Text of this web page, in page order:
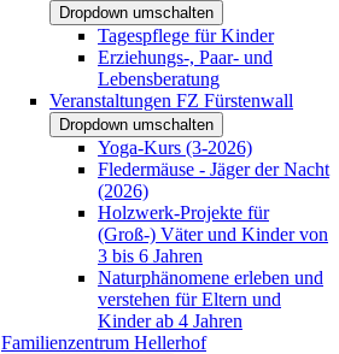
Dropdown umschalten
Tagespflege für Kinder
Erziehungs-, Paar- und
Lebensberatung
Veranstaltungen FZ Fürstenwall
Dropdown umschalten
Yoga-Kurs (3-2026)
Fledermäuse - Jäger der Nacht
(2026)
Holzwerk-Projekte für
(Groß-) Väter und Kinder von
3 bis 6 Jahren
Naturphänomene erleben und
verstehen für Eltern und
Kinder ab 4 Jahren
Familienzentrum Hellerhof